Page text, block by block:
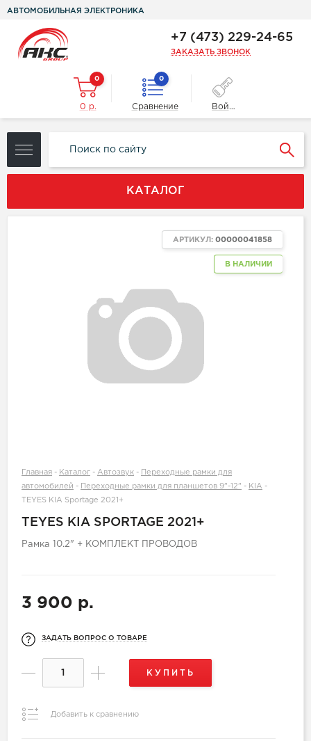
АВТОМОБИЛЬНАЯ ЭЛЕКТРОНИКА
+7 (473) 229-24-65
ЗАКАЗАТЬ ЗВОНОК
0
0 р.
0
Сравнение Войти
КАТАЛОГ
В НАЛИЧИИ
АРТИКУЛ: 00000041858
Главная - Каталог - Автозвук -
Переходные рамки для
автомобилей - Переходные рамки для планшетов 9"-12" - KIA -
TEYES KIA Sportage 2021+
TEYES KIA SPORTAGE 2021+
Рамка 10.2" + КОМПЛЕКТ ПРОВОДОВ
3 900 р.
ЗАДАТЬ ВОПРОС О ТОВАРЕ
КУПИТЬ
Добавить к сравнению